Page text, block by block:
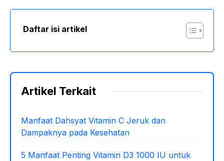
Daftar isi artikel
Artikel Terkait
Manfaat Dahsyat Vitamin C Jeruk dan
Dampaknya pada Kesehatan
5 Manfaat Penting Vitamin D3 1000 IU untuk